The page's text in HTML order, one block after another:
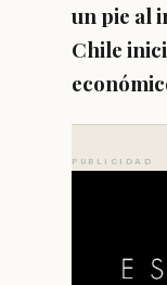
un pie al
Chile
PUBLICIDAD